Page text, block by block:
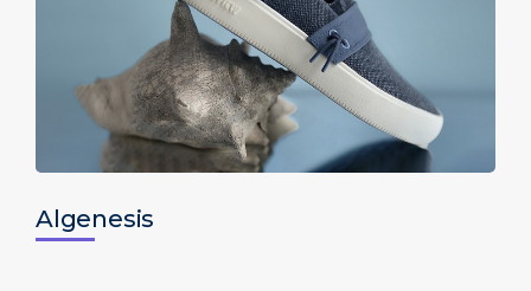
Algenesis